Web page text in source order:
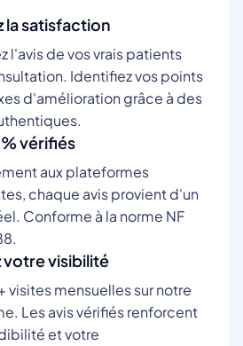
la satisfaction
l'avis de vos vrais patients
Identifiez vos points
d'amélioration grâce à des
vérifiés
aux plateformes
chaque avis provient d'un
Conforme à la norme NF
votre visibilité
visites mensuelles sur notre
Les avis vérifiés renforcent
et votre